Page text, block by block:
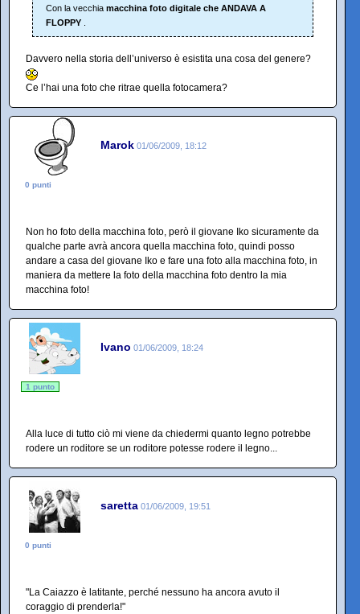
Con la vecchia macchina foto digitale che ANDAVA A
FLOPPY
Davvero nella storia dell’universo è esistita una cosa del genere?
Ce l’hai una foto che ritrae quella fotocamera?
Marok 01/06/2009, 18:12
0 punti
Non ho foto della macchina foto, però il giovane Iko sicuramente da
qualche parte avrà ancora quella macchina foto, quindi posso
andare a casa del giovane Iko e fare una foto alla macchina foto, in
maniera da mettere la foto della macchina foto dentro la mia
macchina foto!
Ivano 01/06/2009, 18:24
1 punto
Alla luce di tutto ciò mi viene da chiedermi quanto legno potrebbe
rodere un roditore se un roditore potesse rodere il legno...
saretta 01/06/2009, 19:51
0 punti
"La Caiazzo è latitante, perché nessuno ha ancora avuto il
coraggio di prenderla!"